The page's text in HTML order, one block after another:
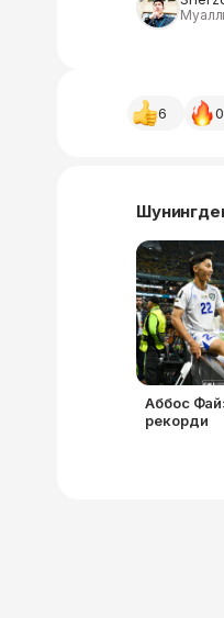
6 0
Аббос
рекорди